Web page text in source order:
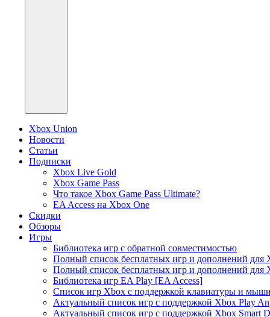
Xbox Union
Новости
Статьи
Подписки
Xbox Live Gold
Xbox Game Pass
Что такое Xbox Game Pass Ultimate?
EA Access на Xbox One
Скидки
Обзоры
Игры
Библиотека игр с обратной совместимостью
Полный список бесплатных игр и дополнений для
Полный список бесплатных игр и дополнений для
Библиотека игр EA Play [EA Access]
Список игр Xbox c поддержкой клавиатуры и мыши
Актуальный список игр с поддержкой Xbox Play
Актуальный список игр с поддержкой Xbox Smart